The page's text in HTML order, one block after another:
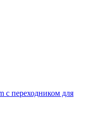
с переходником для